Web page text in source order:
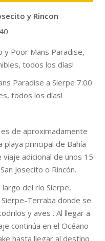
y Rincon
40Price
$20
through
$40
y Poor Mans Paradise,
todos los días!
Paradise a Sierpe 7:00
todos los días!
de aproximadamente
principal de Bahía
adicional de unos 15
Josecito o Rincón.
del río Sierpe,
Terraba donde se
y aves . Al llegar a
continúa en el Océano
hasta llegar al destino